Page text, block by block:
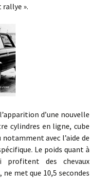
».
d’une nouvelle
cylindres en ligne, cube
avec l’aide de
Le poids quant à
des chevaux
met que 10,5 secondes